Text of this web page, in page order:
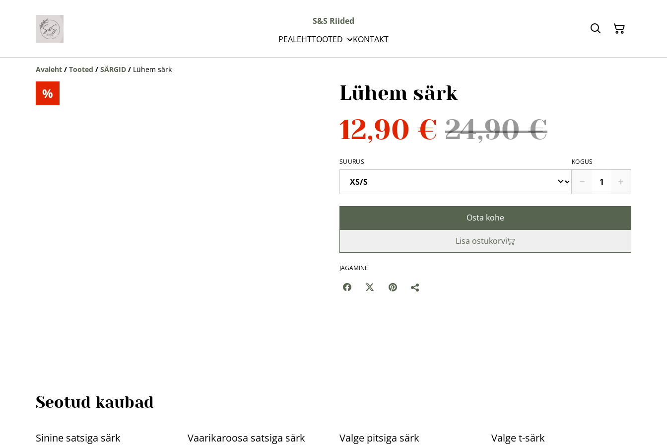
S&S Riided
PEALEHTTOOTED KONTAKT
Avaleht / Tooted / SÄRGID / Lühem särk
% Lühem särk
12,90 € 24,90 €
SUURUS KOGUS
Osta kohe
Lisa ostukorvi
JAGAMINE
Seotud kaubad
%
Sinine satsiga särk %
Vaarikaroosa satsiga särk %
Valge pitsiga särk %
Valge t-särk